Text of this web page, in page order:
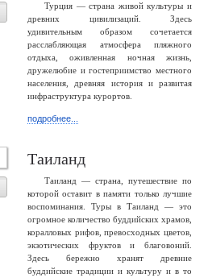
Турция — страна живой культуры и
древних цивилизаций. Здесь
удивительным образом сочетается
расслабляющая атмосфера пляжного
отдыха, оживленная ночная жизнь,
дружелюбие и гостеприимство местного
населения, древняя история и развитая
инфраструктура курортов.
подробнее...
Таиланд
Таиланд — страна, путешествие по
которой оставит в памяти только лучшие
воспоминания. Туры в Таиланд — это
огромное количество буддийских храмов,
коралловых рифов, превосходных цветов,
экзотических фруктов и благовоний.
Здесь бережно хранят древние
буддийские традиции и культуру и в то